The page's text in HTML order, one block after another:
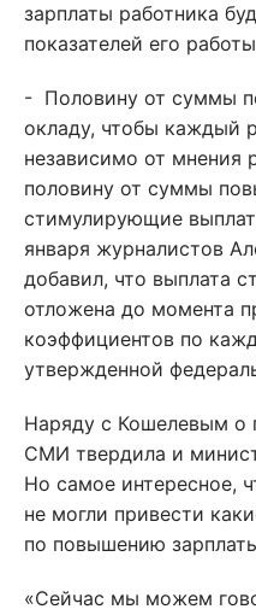
зарплаты работника
показателей его
- Половину от суммы
окладу, чтобы каждый
независимо от мнения
половину от суммы
стимулирующие
января журналистов
добавил, что выплата
отложена до момента
коэффициентов по
утвержденной
Наряду с Кошелевым о
СМИ твердила и
Но самое интересное,
не могли привести
по повышению
«Сейчас мы можем